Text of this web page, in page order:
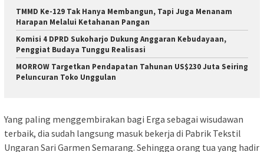
TMMD Ke-129 Tak Hanya Membangun, Tapi Juga Menanam
Harapan Melalui Ketahanan Pangan
Komisi 4 DPRD Sukoharjo Dukung Anggaran Kebudayaan,
Penggiat Budaya Tunggu Realisasi
MORROW Targetkan Pendapatan Tahunan US$230 Juta Seiring
Peluncuran Toko Unggulan
Yang paling menggembirakan bagi Erga sebagai wisudawan
terbaik, dia sudah langsung masuk bekerja di Pabrik Tekstil
Ungaran Sari Garmen Semarang. Sehingga orang tua yang hadir